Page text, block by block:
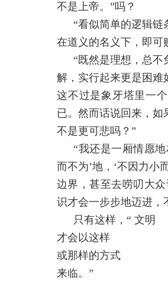
不是上帝。”吗？
“看似简单的逻辑
在道义的名义下，即
“既然是理想，总
解，实行起来更是困难
这不过是象牙塔里一
已。然而话说回来，
不是更可悲吗？”
“我还是一厢情愿
而不为’地，‘不因力小
边界，甚至去唠叨大众
识才会一步步地迈进，
只有这样，“ 文明
才会以这样
或那样的方式
来临。”